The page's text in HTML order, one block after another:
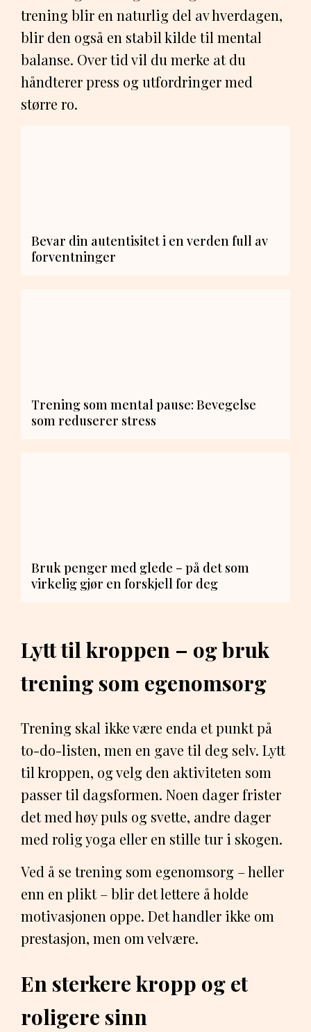
trening blir en naturlig del av hverdagen,
blir den også en stabil kilde til mental
balanse. Over tid vil du merke at du
håndterer press og utfordringer med
større ro.
Bevar din autentisitet i en verden full av
forventninger
Trening som mental pause: Bevegelse
som reduserer stress
Bruk penger med glede – på det som
virkelig gjør en forskjell for deg
Lytt til kroppen – og bruk
trening som egenomsorg
Trening skal ikke være enda et punkt på
to-do-listen, men en gave til deg selv. Lytt
til kroppen, og velg den aktiviteten som
passer til dagsformen. Noen dager frister
det med høy puls og svette, andre dager
med rolig yoga eller en stille tur i skogen.
Ved å se trening som egenomsorg – heller
enn en plikt – blir det lettere å holde
motivasjonen oppe. Det handler ikke om
prestasjon, men om velvære.
En sterkere kropp og et
roligere sinn